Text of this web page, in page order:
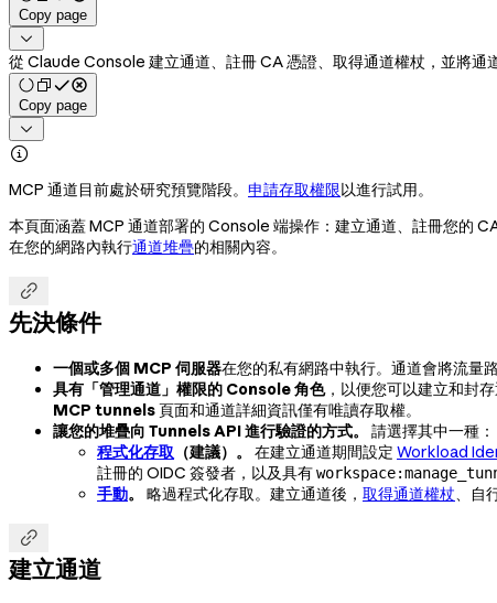
Copy page

從 Claude Console 建立通道、註冊 CA 憑證、取得通道權杖，並將通
Copy page


MCP 通道目前處於研究預覽階段。 申請存取權限以進行試用。
本頁面涵蓋 MCP 通道部署的 Console 端操作：建立通道、註冊您的
在您的網路內執行通道堆疊的相關內容。

先決條件
一個或多個 MCP 伺服器在您的私有網路中執行。通道會將流量
具有「管理通道」權限的 Console 角色，以便您可以建立和封
MCP tunnels頁面和通道詳細資訊僅有唯讀存取權。
讓您的堆疊向 Tunnels API 進行驗證的方式。
請選擇其中一種：
程式化存取 （建議）。 在建立通道期間設定 Workload
註冊的 OIDC 簽發者，以及具有
手動。 略過程式化存取。建立通道後， 取得通道權杖、自

建立通道